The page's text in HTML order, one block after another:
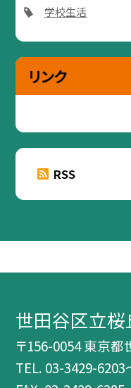
学校生活
リンク
RSS
世田谷区立
〒156-0054 東京
TEL. 03-3429-6203